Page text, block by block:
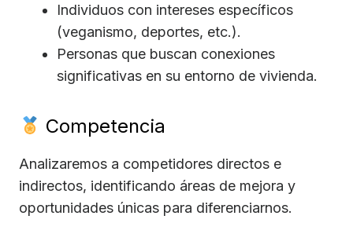
Individuos con intereses específicos
(veganismo, deportes, etc.).
Personas que buscan conexiones
significativas en su entorno de vivienda.
Competencia
Analizaremos a competidores directos e
indirectos, identificando áreas de mejora y
oportunidades únicas para diferenciarnos.